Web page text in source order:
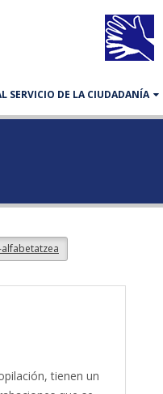
SERVICIO DE LA CIUDADANÍA
tienen un